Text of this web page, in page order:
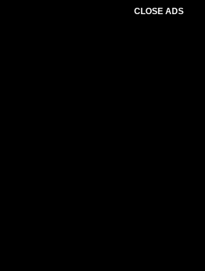
CLOSE ADS